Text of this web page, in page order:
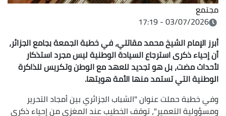
مجتمع
03/07/2026 - 17:19
أبرز الإمام الشيخ محمد مقاتلي، في خطبة الجمعة بجامع الجزائر،
أن إحياء ذكرى استرجاع السيادة الوطنية ليس مجرد استذكار
لأحداث مضت، بل هو تجديد للعهد مع الوطن وتكريس للذاكرة
الوطنية التي تستمد منها الأمة هويتها.
وفي خطبة حملت عنوان "الشباب الجزائري بين أمجاد التحرير
ومسؤولية التعمير"، توقف الخطيب عند المغزى من إحياء ذكرى